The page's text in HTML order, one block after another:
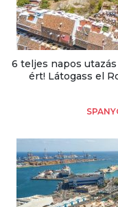
6 teljes napos
ért! Látogass el